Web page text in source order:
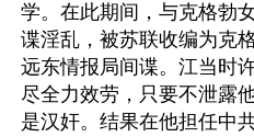
学。在此期间，与克格勃
谍淫乱，被苏联收编为克
远东情报局间谍。江当时
尽全力效劳，只要不泄露
是汉奸。结果在他担任中